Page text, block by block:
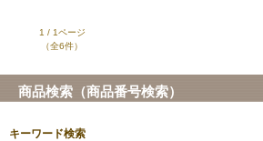
1 / 1ページ
（全6件）
商品検索（商品番号検索）
キーワード検索